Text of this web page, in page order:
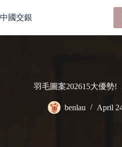
to
content
中國交銀
羽毛圖案202615大優勢!
benlau April